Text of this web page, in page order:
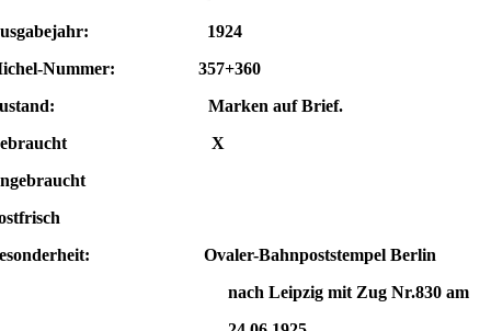
1924
Nummer: 357+360
Marken auf Brief.
X
Ovaler-Bahnpoststempel Berlin
Leipzig mit Zug Nr.830 am